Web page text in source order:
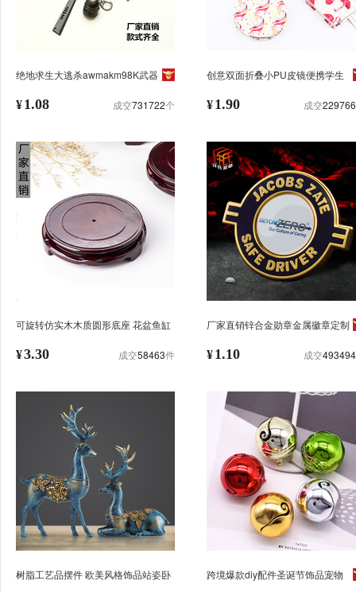
绝地求生大逃杀awmakm98K武器
12cm
¥1.08 成交731722个
创意双面折叠小PU皮镜便携学生
发
¥1.90 成交229766
可旋转仿实木木质圆形底座 花盆鱼缸
¥3.30 成交58463件
厂家直销锌合金勋章金属徽章定制
¥1.10 成交493494
树脂工艺品摆件 欧美风格饰品站姿卧
跨境爆款diy配件圣诞节饰品宠物